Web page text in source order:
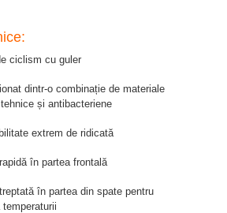
ciclism cu guler
dintr-o combinație de materiale
și antibacteriene
extrem de ridicată
în partea frontală
în partea din spate pentru
temperaturii